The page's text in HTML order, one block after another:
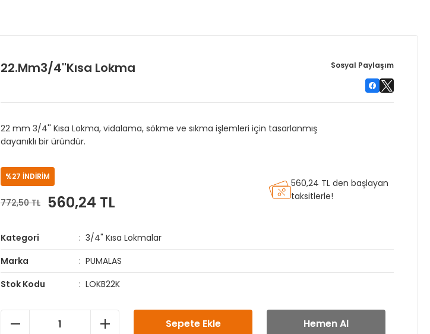
22.Mm3/4''Kısa Lokma Sosyal Paylaşım
22 mm 3/4'' Kısa Lokma, vidalama, sökme ve sıkma işlemleri için tasarlanmış
dayanıklı bir üründür.
%27 İNDİRİM
772,50 TL 560,24 TL
560,24 TL den başlayan
taksitlerle!
Kategori
3/4" Kısa Lokmalar
Marka
PUMALAS
Stok Kodu
LOKB22K
Sepete Ekle Hemen Al